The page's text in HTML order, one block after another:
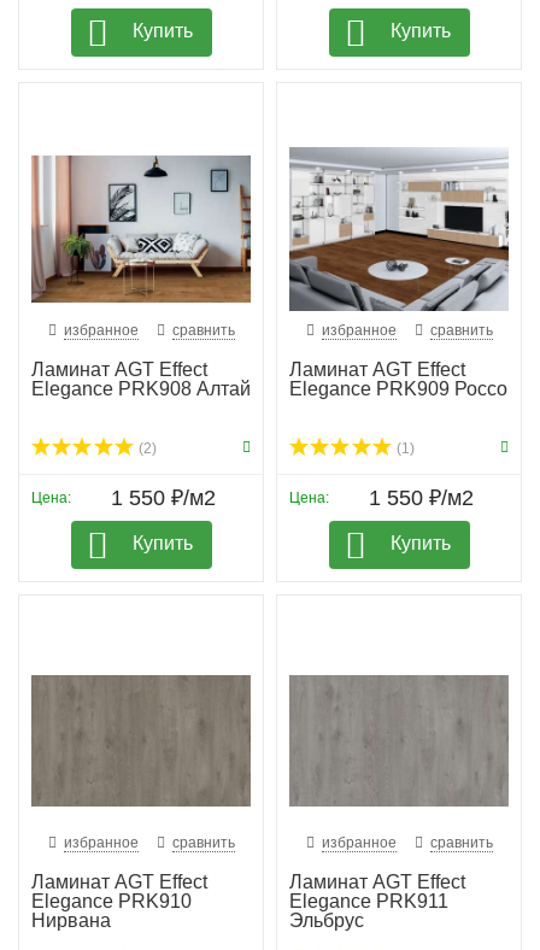
Купить Купить
избранное сравнить
Ламинат AGT Effect
Elegance PRK908 Алтай
(2)
Цена: 1 550 ₽/м2
Купить
избранное сравнить
Ламинат AGT Effect
Elegance PRK909 Россо
(1)
Цена: 1 550 ₽/м2
Купить
избранное сравнить
Ламинат AGT Effect
Elegance PRK910
Нирвана
избранное сравнить
Ламинат AGT Effect
Elegance PRK911
Эльбрус